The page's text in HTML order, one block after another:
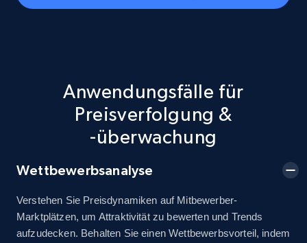
TikTok Shop - discover records by shop url
URL, Title, Available, Description, Currency, Initial
price, Final price, Discount percent, and more.
667+
Amazon sellers info
Anwendungsfälle für
Preisverfolgung &
-überwachung
Wettbewerbsanalyse
Verstehen Sie Preisdynamiken auf Mitbewerber-
Marktplätzen, um Attraktivität zu bewerten und Trends
aufzudecken. Behalten Sie einen Wettbewerbsvorteil, indem